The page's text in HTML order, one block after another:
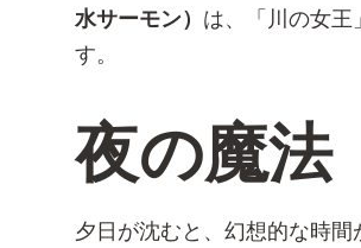
水サーモン） は、「川の女
す。
夜の魔法
夕日が沈むと、幻想的な時